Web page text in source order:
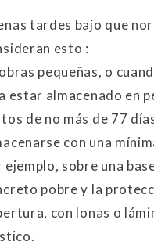
tardes bajo que
esto :
pequeñas, o
estar almacenado en
de no más de 77
con una
ejemplo, sobre una
pobre y la
con lonas o